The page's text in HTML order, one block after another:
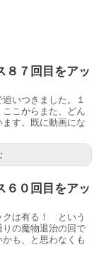
８７回目をアッ
いつきました。１
こからまた、どん
す。既に動画にな
６０回目をアッ
クは有る！ という
の魔物退治の回で
も、と思わなくも